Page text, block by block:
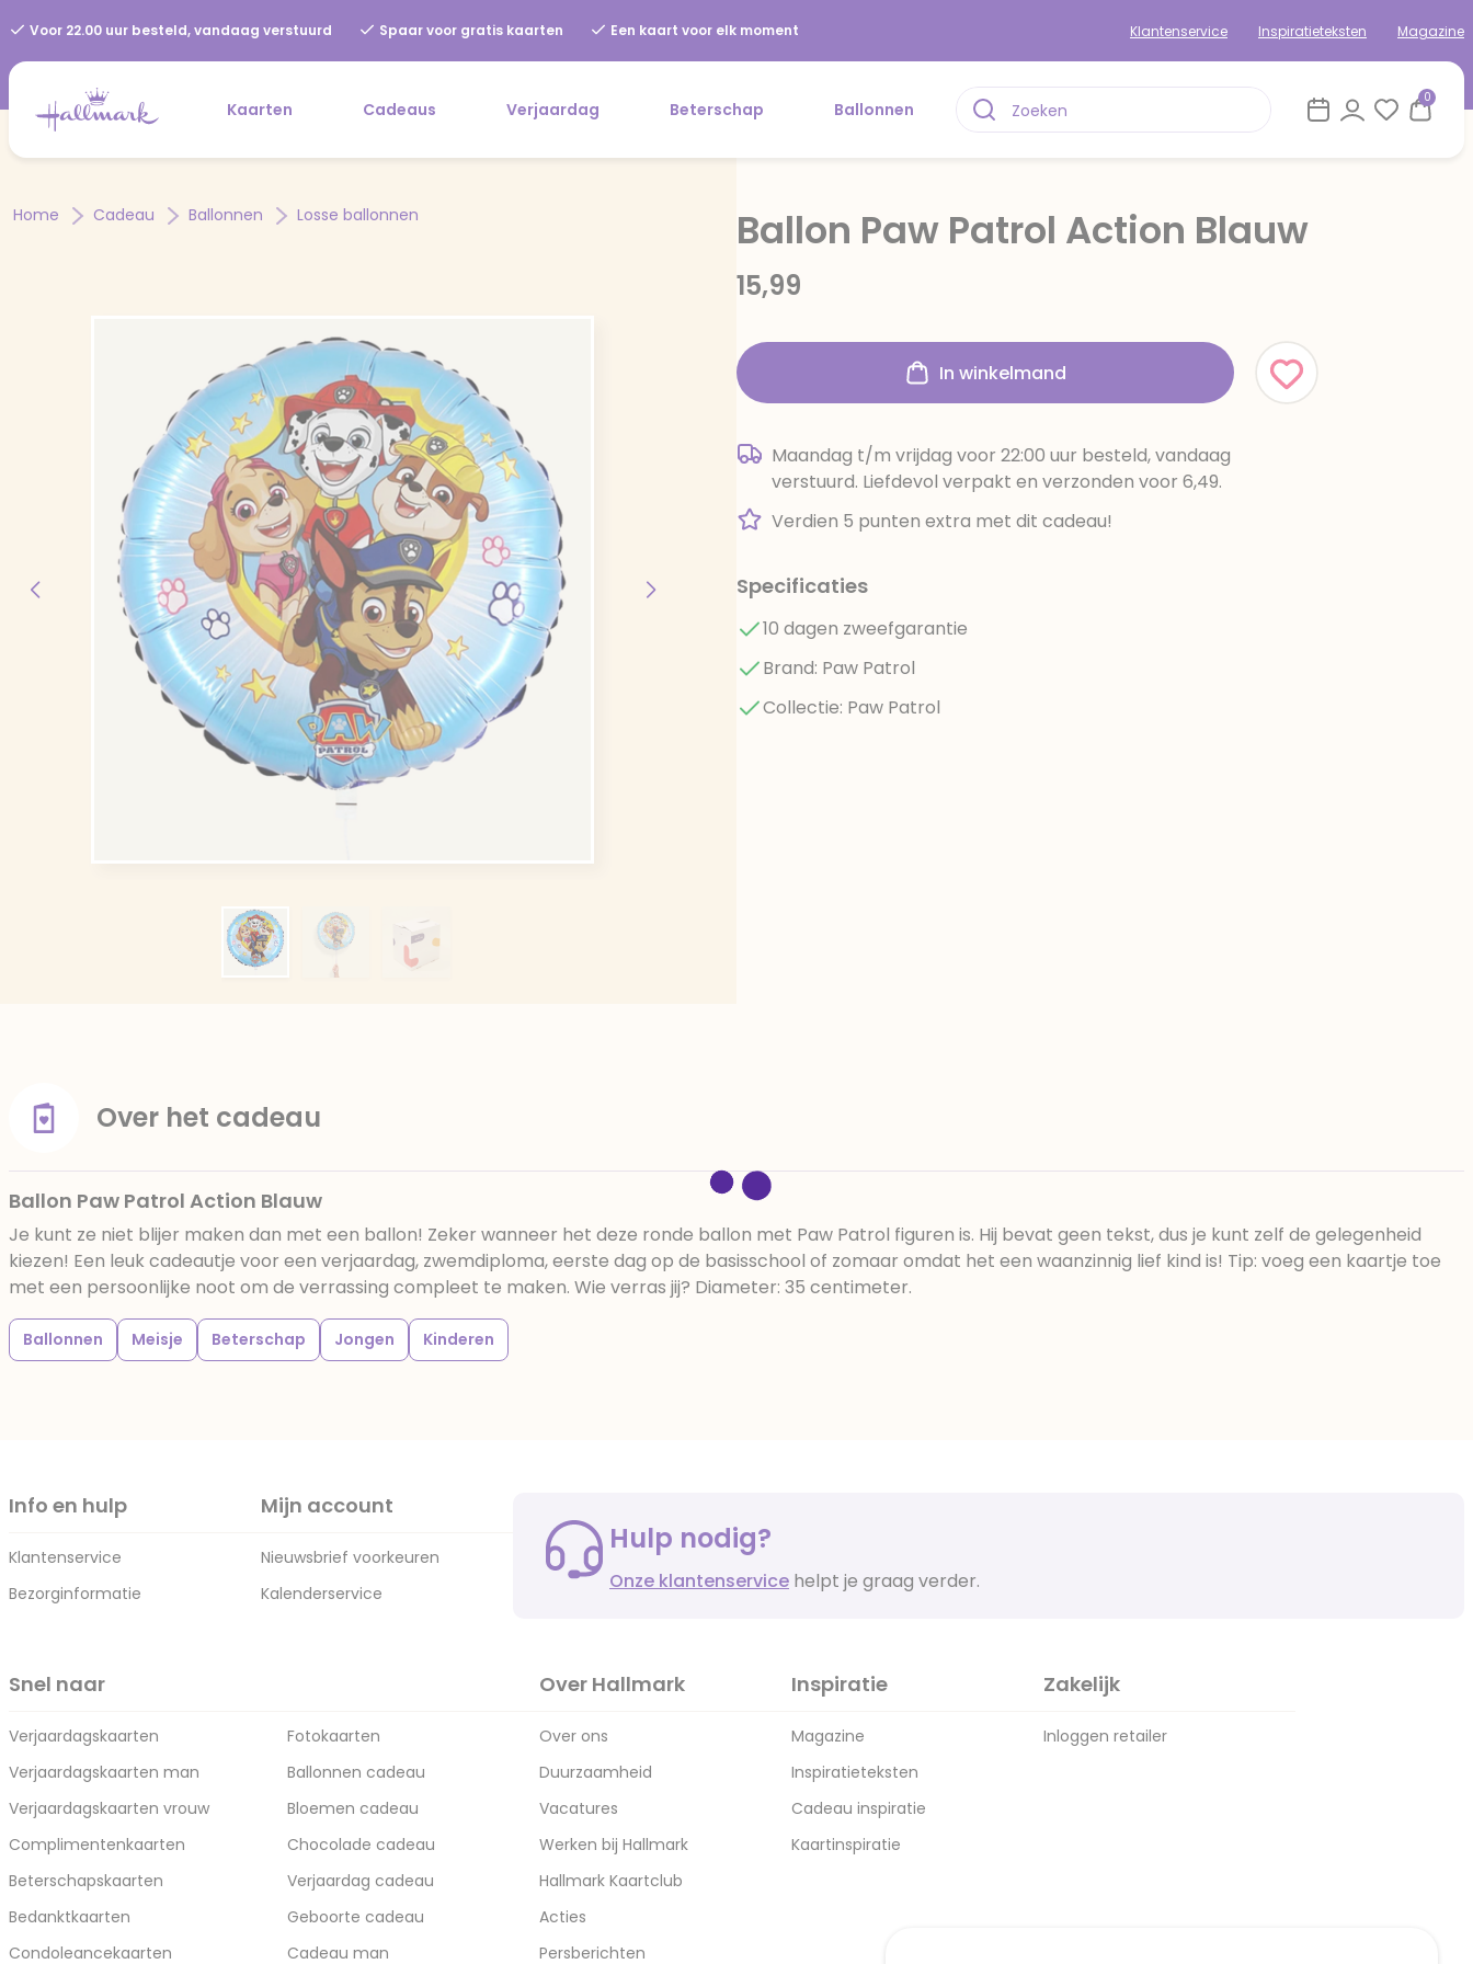
Voor 22.00 uur besteld, vandaag verstuurd Spaar voor gratis kaarten Een kaart voor elk moment Klantenservice Inspiratieteksten Magazine
Kaarten Cadeaus Verjaardag Beterschap Ballonnen
0
Home Cadeau Ballonnen Losse ballonnen Ballon Paw Patrol Action Blauw
15,99
In winkelmand
Maandag t/m vrijdag voor 22:00 uur besteld, vandaag
verstuurd. Liefdevol verpakt en verzonden voor 6,49.
Verdien 5 punten extra met dit cadeau!
Specificaties
10 dagen zweefgarantie
Brand: Paw Patrol
Collectie: Paw Patrol
Over het cadeau
Ballon Paw Patrol Action Blauw
Je kunt ze niet blijer maken dan met een ballon! Zeker wanneer het deze ronde ballon met Paw Patrol figuren is. Hij bevat geen tekst, dus je kunt zelf de gelegenheid
kiezen! Een leuk cadeautje voor een verjaardag, zwemdiploma, eerste dag op de basisschool of zomaar omdat het een waanzinnig lief kind is! Tip: voeg een kaartje toe
met een persoonlijke noot om de verrassing compleet te maken. Wie verras jij? Diameter: 35 centimeter.
Ballonnen Meisje Beterschap Jongen Kinderen
Info en hulp
Klantenservice
Bezorginformatie
Mijn account
Nieuwsbrief voorkeuren
Kalenderservice
Hulp nodig?
Onze klantenservice helpt je graag verder.
Snel naar
Verjaardagskaarten
Verjaardagskaarten man
Verjaardagskaarten vrouw
Complimentenkaarten
Beterschapskaarten
Bedanktkaarten
Condoleancekaarten
Fotokaarten
Ballonnen cadeau
Bloemen cadeau
Chocolade cadeau
Verjaardag cadeau
Geboorte cadeau
Cadeau man
Over Hallmark
Over ons
Duurzaamheid
Vacatures
Werken bij Hallmark
Hallmark Kaartclub
Acties
Persberichten
Inspiratie
Magazine
Inspiratieteksten
Cadeau inspiratie
Kaartinspiratie
Zakelijk
Inloggen retailer